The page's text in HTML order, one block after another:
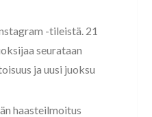
-tileistä. 21
seurataan
ja uusi juoksu
haasteilmoitus